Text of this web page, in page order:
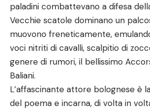
paladini combattevano a difesa
Vecchie scatole dominano un
muovono freneticamente,
voci nitriti di cavalli, scalpitio di
genere di rumori, il bellissimo
Baliani.
L’affascinante attore bolognese è
del poema e incarna, di volta in